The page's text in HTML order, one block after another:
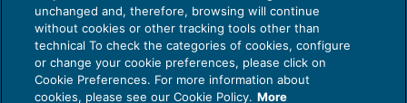
Privacy Policy
unchanged and, therefore, browsing will continue
without cookies or other tracking tools other than
technical To check the categories of cookies, configure
or change your cookie preferences, please click on
Cookie Preferences. For more information about
cookies, please see our Cookie Policy. More